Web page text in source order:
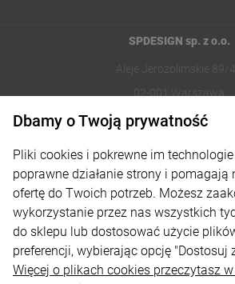
SPDESIGN sp. z o.o.
Aleje Jerozolimskie 89/
02-001 Warszawa
Moje konto
Płatności i dostawa
Informacje
Dbamy o Twoją prywatność
Pliki cookies i pokrewne im
poprawne działanie strony i
ofertę do Twoich potrzeb. Możesz
wykorzystanie przez nas wszystkich
do sklepu lub dostosować użycie
preferencji, wybierając opcję "Dostosuj
Więcej o plikach cookies przeczytasz